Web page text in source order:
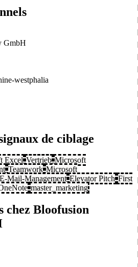
GmbH
westphalia
de ciblage
Excel Vertrieb Microsoft
Teamwork Microsoft
E-Mail-Management Elevator Pitch First
master_marketing
chez Bloofusion